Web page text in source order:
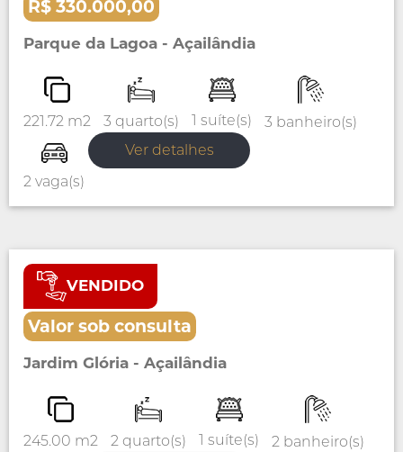
R$ 330.000,00
Parque da Lagoa - Açailândia
221.72 m2 3 quarto(s) 1 suíte(s) 3 banheiro(s)
2 vaga(s)
Ver detalhes
VENDIDO
Venda Casa
Valor sob consulta
Jardim Glória - Açailândia
245.00 m2 2 quarto(s) 1 suíte(s) 2 banheiro(s)